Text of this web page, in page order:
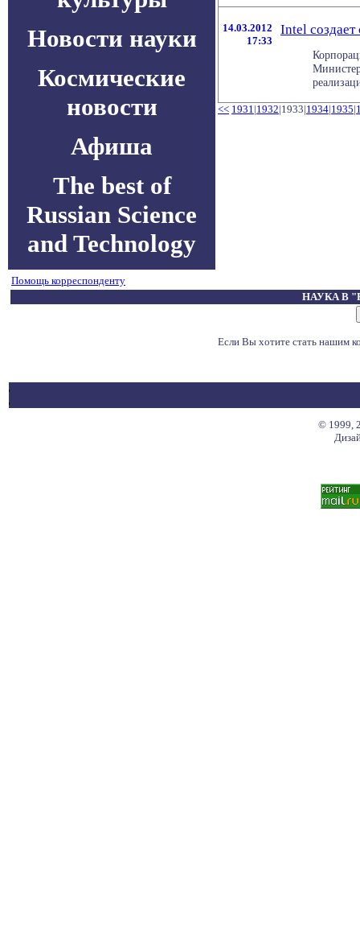
Новости науки
Космические
новости
Афиша
The best of
Russian Science
and Technology
14.03.2012
17:33
Intel
<< 1931|1932|1933|1934|1935|
Помощь корреспонденту
НАУКА В
Если Вы хотите стать нашим
© 1999,